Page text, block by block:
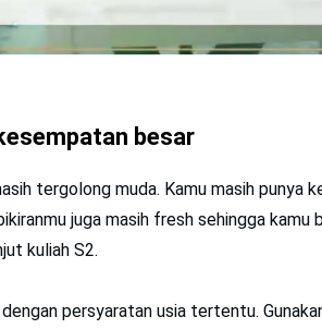
besar
tergolong muda. Kamu masih punya
juga masih fresh sehingga kamu
kuliah S2.
persyaratan usia tertentu.